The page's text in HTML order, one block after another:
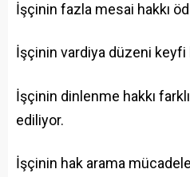
İşçinin fazla mesai hakkı
İşçinin vardiya düzeni
İşçinin dinlenme hakkı
ediliyor.
İşçinin hak arama